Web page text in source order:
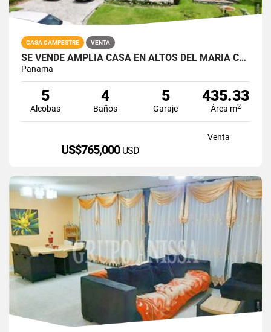
CASA CAMPESTRE VENTA
SE VENDE AMPLIA CASA EN ALTOS DEL MARIA CON VISTAS PANORÁMICAS
Panama
5
Alcobas
4
Baños
5
Garaje
435.33
Área m2
Venta
US$765,000 USD